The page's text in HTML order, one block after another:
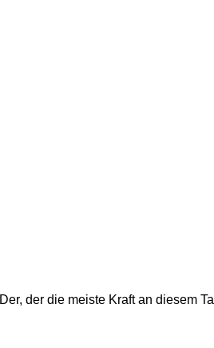
Der, der die meiste Kraft an diesem